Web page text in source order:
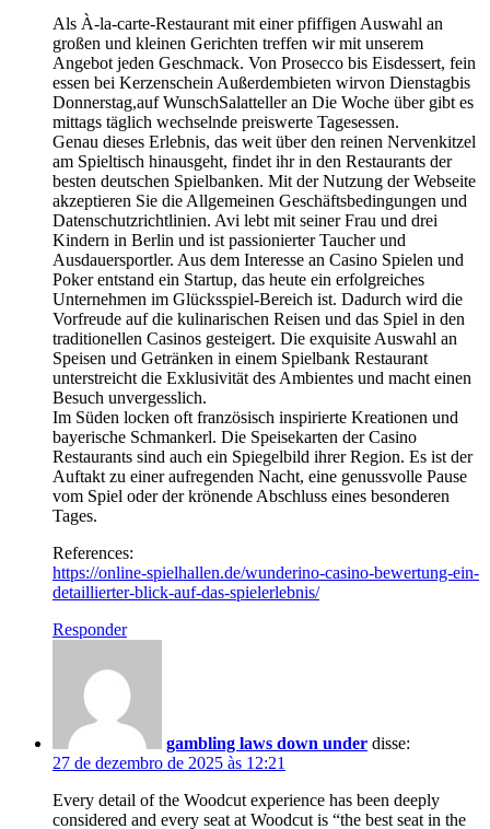
Als À-la-carte-Restaurant mit einer pfiffigen Auswahl an
großen und kleinen Gerichten treffen wir mit unserem
Angebot jeden Geschmack. Von Prosecco bis Eisdessert, fein
essen bei Kerzenschein Außerdembieten wirvon Dienstagbis
Donnerstag,auf WunschSalatteller an Die Woche über gibt es
mittags täglich wechselnde preiswerte Tagesessen.
Genau dieses Erlebnis, das weit über den reinen Nervenkitzel
am Spieltisch hinausgeht, findet ihr in den Restaurants der
besten deutschen Spielbanken. Mit der Nutzung der Webseite
akzeptieren Sie die Allgemeinen Geschäftsbedingungen und
Datenschutzrichtlinien. Avi lebt mit seiner Frau und drei
Kindern in Berlin und ist passionierter Taucher und
Ausdauersportler. Aus dem Interesse an Casino Spielen und
Poker entstand ein Startup, das heute ein erfolgreiches
Unternehmen im Glücksspiel-Bereich ist. Dadurch wird die
Vorfreude auf die kulinarischen Reisen und das Spiel in den
traditionellen Casinos gesteigert. Die exquisite Auswahl an
Speisen und Getränken in einem Spielbank Restaurant
unterstreicht die Exklusivität des Ambientes und macht einen
Besuch unvergesslich.
Im Süden locken oft französisch inspirierte Kreationen und
bayerische Schmankerl. Die Speisekarten der Casino
Restaurants sind auch ein Spiegelbild ihrer Region. Es ist der
Auftakt zu einer aufregenden Nacht, eine genussvolle Pause
vom Spiel oder der krönende Abschluss eines besonderen
Tages.
References:
https://online-spielhallen.de/wunderino-casino-bewertung-ein-
detaillierter-blick-auf-das-spielerlebnis/
Responder
gambling laws down under disse:
27 de dezembro de 2025 às 12:21
Every detail of the Woodcut experience has been deeply
considered and every seat at Woodcut is “the best seat in the